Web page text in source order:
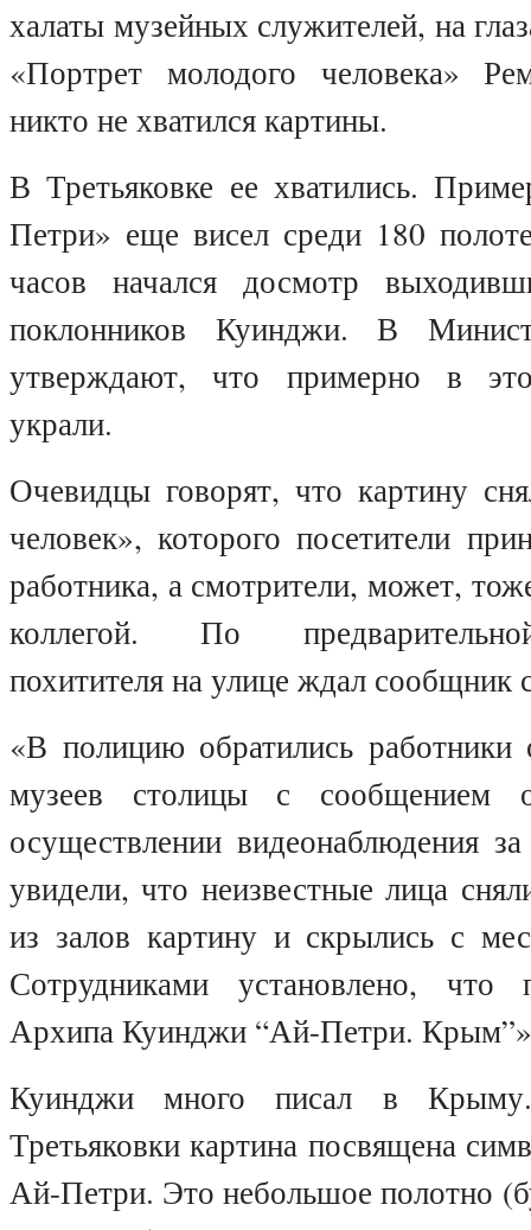
халаты музейных служителей, на
«Портрет молодого человека»
никто не хватился картины.
В Третьяковке ее хватились.
Петри» еще висел среди 180
часов начался досмотр
поклонников Куинджи. В
утверждают, что примерно в
украли.
Очевидцы говорят, что картину
человек», которого посетители
работника, а смотрители, может,
коллегой. По
похитителя на улице ждал сообщник
«В полицию обратились работники
музеев столицы с
осуществлении видеонаблюдения
увидели, что неизвестные лица
из залов картину и скрылись с
Сотрудниками установлено, что
Архипа Куинджи “Ай-Петри.
Куинджи много писал в
Третьяковки картина посвящена
Ай-Петри. Это небольшое полотно